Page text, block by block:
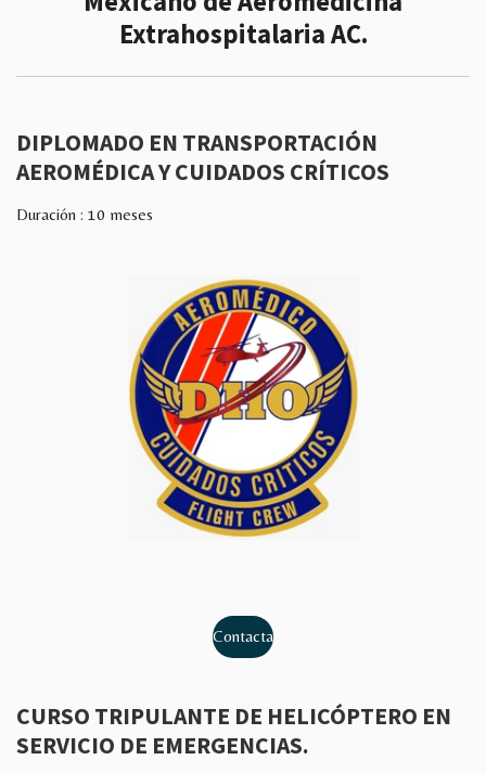
Extrahospitalaria AC.
DIPLOMADO EN TRANSPORTACIÓN
AEROMÉDICA Y CUIDADOS CRÍTICOS
Duración : 10 meses
Contacta
CURSO TRIPULANTE DE HELICÓPTERO EN
SERVICIO DE EMERGENCIAS.